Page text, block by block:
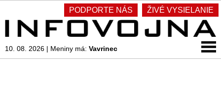
PODPORTE NÁS ŽIVÉ VYSIELANIE
10. 08. 2026 | Meniny má: Vavrinec